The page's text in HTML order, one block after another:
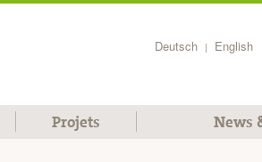
Deutsch | English
Projets News